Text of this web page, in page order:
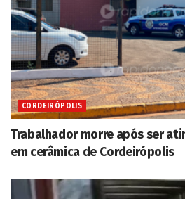
CORDEIRÓPOLIS
Trabalhador morre após ser
em cerâmica de Cordeirópolis